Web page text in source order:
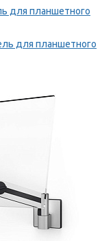
для планшетного
для планшетного